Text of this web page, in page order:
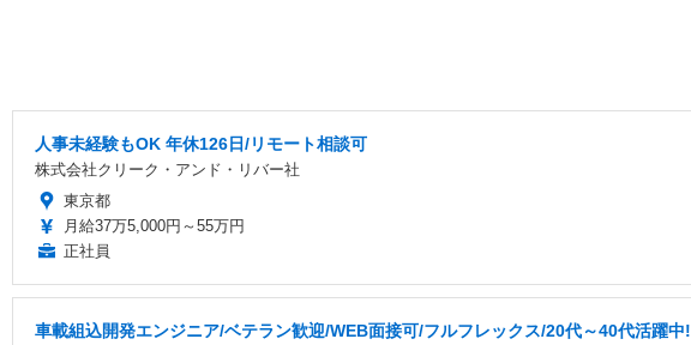
人事未経験もOK 年休126日/リモート相談可
株式会社クリーク・アンド・リバー社
東京都
月給37万5,000円～55万円
正社員
車載組込開発エンジニア/ベテラン歓迎/WEB面接可/フルフレックス/20代～40代活躍中!